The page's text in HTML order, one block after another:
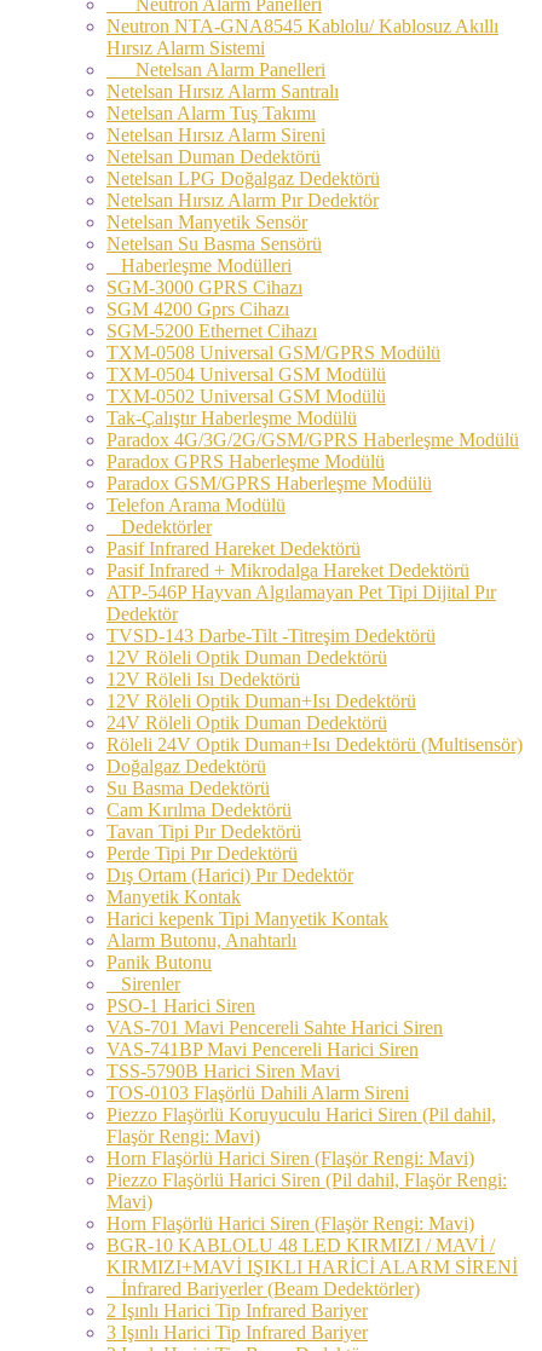
Neutron NTA-GNA8545 Kablolu/ Kablosuz Akıllı
Hırsız Alarm Sistemi
Netelsan Alarm Panelleri
Netelsan Hırsız Alarm Santralı
Netelsan Alarm Tuş Takımı
Netelsan Hırsız Alarm Sireni
Netelsan Duman Dedektörü
Netelsan LPG Doğalgaz Dedektörü
Netelsan Hırsız Alarm Pır Dedektör
Netelsan Manyetik Sensör
Netelsan Su Basma Sensörü
Haberleşme Modülleri
SGM-3000 GPRS Cihazı
SGM 4200 Gprs Cihazı
SGM-5200 Ethernet Cihazı
TXM-0508 Universal GSM/GPRS Modülü
TXM-0504 Universal GSM Modülü
TXM-0502 Universal GSM Modülü
Tak-Çalıştır Haberleşme Modülü
Paradox 4G/3G/2G/GSM/GPRS Haberleşme Modülü
Paradox GPRS Haberleşme Modülü
Paradox GSM/GPRS Haberleşme Modülü
Telefon Arama Modülü
Dedektörler
Pasif Infrared Hareket Dedektörü
Pasif Infrared + Mikrodalga Hareket Dedektörü
ATP-546P Hayvan Algılamayan Pet Tipi Dijital Pır
Dedektör
TVSD-143 Darbe-Tilt -Titreşim Dedektörü
12V Röleli Optik Duman Dedektörü
12V Röleli Isı Dedektörü
12V Röleli Optik Duman+Isı Dedektörü
24V Röleli Optik Duman Dedektörü
Röleli 24V Optik Duman+Isı Dedektörü (Multisensör)
Doğalgaz Dedektörü
Su Basma Dedektörü
Cam Kırılma Dedektörü
Tavan Tipi Pır Dedektörü
Perde Tipi Pır Dedektörü
Dış Ortam (Harici) Pır Dedektör
Manyetik Kontak
Harici kepenk Tipi Manyetik Kontak
Alarm Butonu, Anahtarlı
Panik Butonu
Sirenler
PSO-1 Harici Siren
VAS-701 Mavi Pencereli Sahte Harici Siren
VAS-741BP Mavi Pencereli Harici Siren
TSS-5790B Harici Siren Mavi
TOS-0103 Flaşörlü Dahili Alarm Sireni
Piezzo Flaşörlü Koruyuculu Harici Siren (Pil dahil,
Flaşör Rengi: Mavi)
Horn Flaşörlü Harici Siren (Flaşör Rengi: Mavi)
Piezzo Flaşörlü Harici Siren (Pil dahil, Flaşör Rengi:
Mavi)
Horn Flaşörlü Harici Siren (Flaşör Rengi: Mavi)
BGR-10 KABLOLU 48 LED KIRMIZI / MAVİ /
KIRMIZI+MAVİ IŞIKLI HARİCİ ALARM SİRENİ
İnfrared Bariyerler (Beam Dedektörler)
2 Işınlı Harici Tip Infrared Bariyer
3 Işınlı Harici Tip Infrared Bariyer